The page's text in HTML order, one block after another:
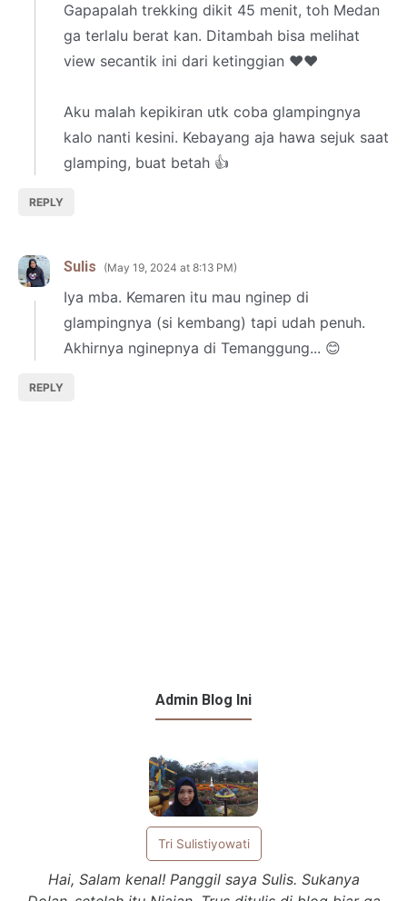
Gapapalah trekking dikit 45 menit, toh Medan
ga terlalu berat kan. Ditambah bisa melihat
view secantik ini dari ketinggian ❤️❤️
Aku malah kepikiran utk coba glampingnya
kalo nanti kesini. Kebayang aja hawa sejuk saat
glamping, buat betah 👍
REPLY
Sulis May 19, 2024 at 8:13 PM
Iya mba. Kemaren itu mau nginep di
glampingnya (si kembang) tapi udah penuh.
Akhirnya nginepnya di Temanggung... 😊
REPLY
Admin Blog Ini
Tri Sulistiyowati
Hai, Salam kenal! Panggil saya Sulis. Sukanya